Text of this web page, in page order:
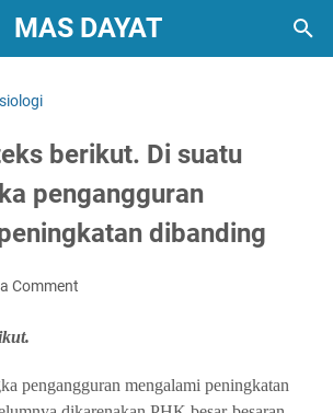
MAS DAYAT
berikut. Di suatu
pengangguran
dibanding
Comment
pengangguran mengalami peningkatan